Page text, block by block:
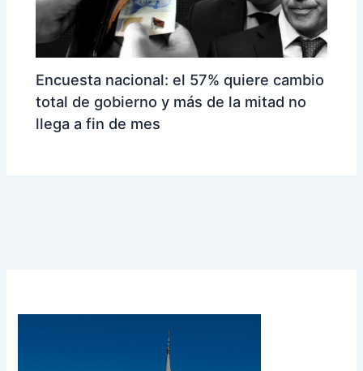
Encuesta nacional: el 57% quiere cambio
total de gobierno y más de la mitad no
llega a fin de mes